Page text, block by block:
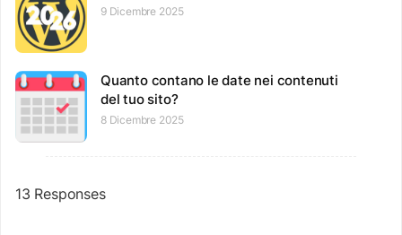
9 Dicembre 2025
Quanto contano le date nei contenuti
del tuo sito?
8 Dicembre 2025
13 Responses